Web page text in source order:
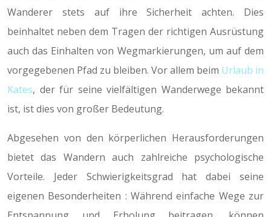
Wanderer stets auf ihre Sicherheit achten. Dies
beinhaltet neben dem Tragen der richtigen Ausrüstung
auch das Einhalten von Wegmarkierungen, um auf dem
vorgegebenen Pfad zu bleiben. Vor allem beim Urlaub in
Kates, der für seine vielfältigen Wanderwege bekannt
ist, ist dies von großer Bedeutung.
Abgesehen von den körperlichen Herausforderungen
bietet das Wandern auch zahlreiche psychologische
Vorteile. Jeder Schwierigkeitsgrad hat dabei seine
eigenen Besonderheiten : Während einfache Wege zur